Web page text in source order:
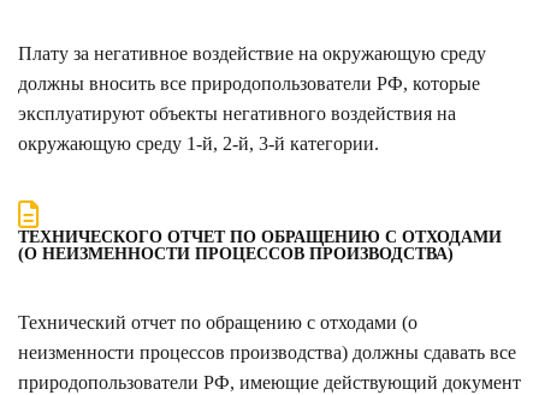
Плату за негативное воздействие на окружающую среду
должны вносить все природопользователи РФ, которые
эксплуатируют объекты негативного воздействия на
окружающую среду 1-й, 2-й, 3-й категории.
ТЕХНИЧЕСКОГО ОТЧЕТ ПО ОБРАЩЕНИЮ С ОТХОДАМИ
(О НЕИЗМЕННОСТИ ПРОЦЕССОВ ПРОИЗВОДСТВА)
Технический отчет по обращению с отходами (о
неизменности процессов производства) должны сдавать все
природопользователи РФ, имеющие действующий документ